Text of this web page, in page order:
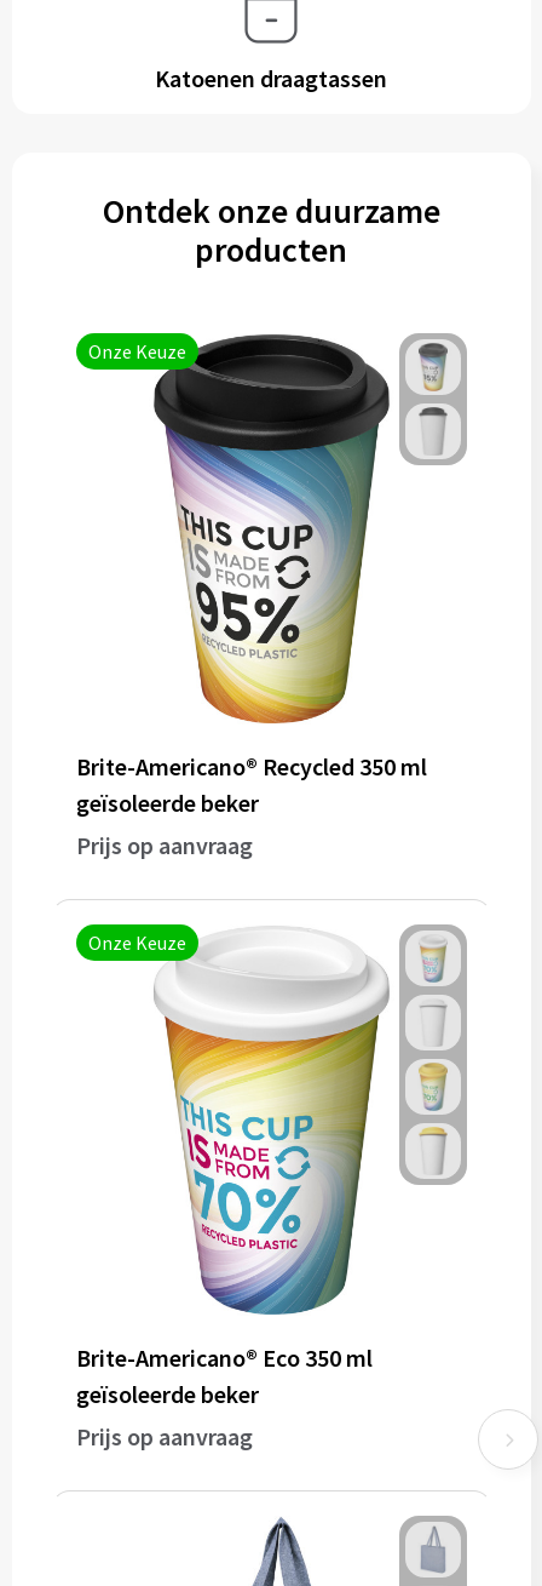
Katoenen draagtassen
Ontdek onze duurzame
producten
Onze Keuze
Brite-Americano® Recycled 350 ml
geïsoleerde beker
Prijs op aanvraag
Onze Keuze
Brite-Americano® Eco 350 ml
geïsoleerde beker
Prijs op aanvraag